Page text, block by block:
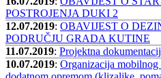
POSTROJENJA DUKI 2
12.07.2019: OBAVIJEST O
PODRUČJU GRADA KUTINE
11.07.2019: Projektna
10.07.2019: Organizacija mobilnog